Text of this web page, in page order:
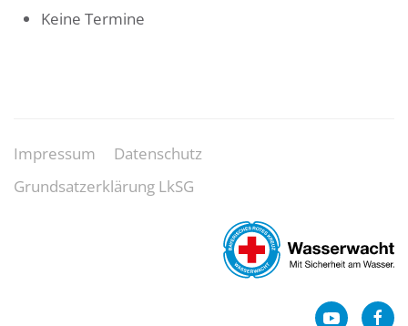
Keine Termine
Impressum
Datenschutz
Grundsatzerklärung LkSG